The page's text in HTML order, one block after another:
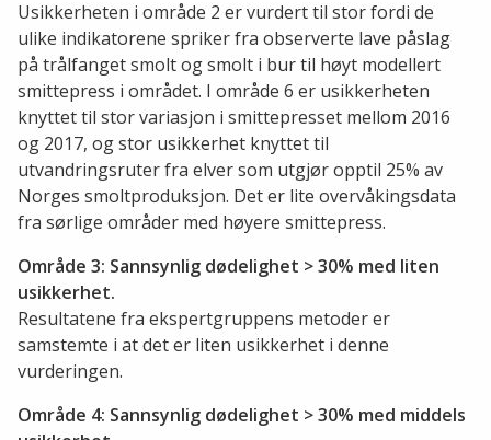
Usikkerheten i område 2 er vurdert til stor fordi de
ulike indikatorene spriker fra observerte lave påslag
på trålfanget smolt og smolt i bur til høyt modellert
smittepress i området. I område 6 er usikkerheten
knyttet til stor variasjon i smittepresset mellom 2016
og 2017, og stor usikkerhet knyttet til
utvandringsruter fra elver som utgjør opptil 25% av
Norges smoltproduksjon. Det er lite overvåkingsdata
fra sørlige områder med høyere smittepress.
Område 3: Sannsynlig dødelighet > 30% med liten
usikkerhet.
Resultatene fra ekspertgruppens metoder er
samstemte i at det er liten usikkerhet i denne
vurderingen.
Område 4: Sannsynlig dødelighet > 30% med middels